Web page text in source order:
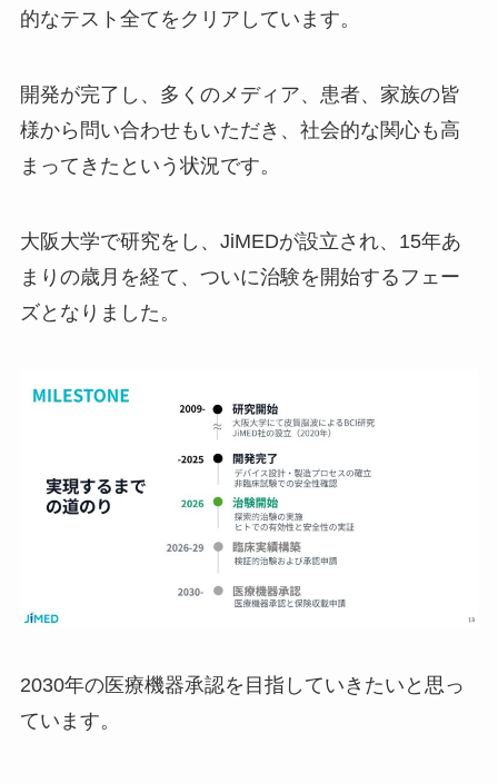
的なテスト全てをクリアしています。
開発が完了し、多くのメディア、患者、家族の皆
様から問い合わせもいただき、社会的な関心も高
まってきたという状況です。
大阪大学で研究をし、JiMEDが設立され、15年あ
まりの歳月を経て、ついに治験を開始するフェー
ズとなりました。
2030年の医療機器承認を目指していきたいと思っ
ています。